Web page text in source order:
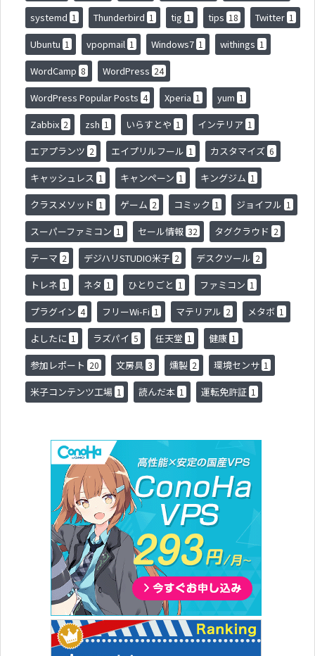
systemd 1 Thunderbird 1 tig 1 tips 18 Twitter 1
Ubuntu 1 vpopmail 1 Windows7 1 withings 1
WordCamp 8 WordPress 24
WordPress Popular Posts 4 Xperia 1 yum 1
Zabbix 2 zsh 1 いらすとや 1 インテリア 1
エアプランツ 2 エイプリルフール 1 カスタマイズ 6
キャッシュレス 1 キャンペーン 1 キングジム 1
クラスメソッド 1 ゲーム 2 コミック 1 ジョイフル 1
スーパーファミコン 1 セール情報 32 タグクラウド 2
テーマ 2 デジハリSTUDIO米子 2 デスクツール 2
トレネ 1 ネタ 1 ひとりごと 1 ファミコン 1
プラグイン 4 フリーWi-Fi 1 マテリアル 2 メタボ 1
よしたに 1 ラズパイ 5 任天堂 1 健康 1
参加レポート 20 文房具 3 燻製 2 環境センサ 1
米子コンテンツ工場 1 読んだ本 1 運転免許証 1